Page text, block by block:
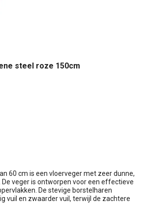
steel roze 150cm
60 cm is een vloerveger met zeer dunne,
veger is ontworpen voor een effectieve
De stevige borstelharen
vuil en zwaarder vuil, terwijl de zachtere